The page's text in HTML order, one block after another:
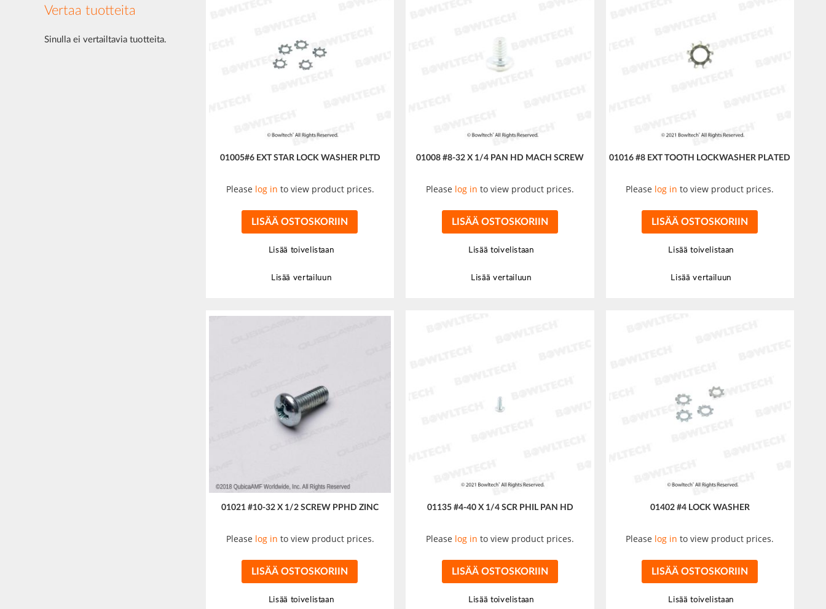
01005#6 EXT STAR LOCK WASHER PLTD
Please log in to view product prices.
LISÄÄ OSTOSKORIIN
Lisää toivelistaan
Lisää vertailuun
01008 #8-32 X 1/4 PAN HD MACH SCREW
Please log in to view product prices.
LISÄÄ OSTOSKORIIN
Lisää toivelistaan
Lisää vertailuun
01016 #8 EXT TOOTH LOCKWASHER PLATED
Please log in to view product prices.
LISÄÄ OSTOSKORIIN
Lisää toivelistaan
Lisää vertailuun
01021 #10-32 X 1/2 SCREW PPHD ZINC
Please log in to view product prices.
LISÄÄ OSTOSKORIIN
Lisää toivelistaan
01135 #4-40 X 1/4 SCR PHIL PAN HD
Please log in to view product prices.
LISÄÄ OSTOSKORIIN
Lisää toivelistaan
01402 #4 LOCK WASHER
Please log in to view product prices.
LISÄÄ OSTOSKORIIN
Lisää toivelistaan
Vertaa tuotteita
Sinulla ei vertailtavia tuotteita.